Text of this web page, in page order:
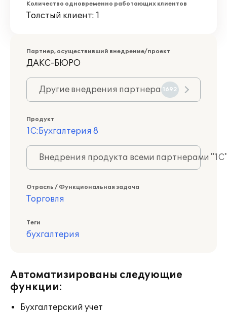
Количество одновременно работающих клиентов
Толстый клиент: 1
Партнер, осуществивший внедрение/проект
ДАКС-БЮРО
Другие внедрения партнера 1692
Продукт
1С:Бухгалтерия 8
Внедрения продукта всеми партнерами
Отрасль / Функциональная задача
Торговля
Теги
бухгалтерия
Автоматизированы следующие
функции:
Бухгалтерский учет